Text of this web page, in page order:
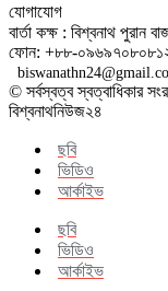
যোগাযোগ
বার্তা কক্ষ : বিশ্বনাথ পুরান
ফোন: +৮৮-
© সর্বস্বত্ব স্বত্বাধিকার
বিশ্বনাথনিউজ২৪
ছবি
ভিডিও
আর্কাইভ
ছবি
ভিডিও
আর্কাইভ